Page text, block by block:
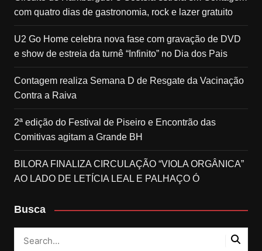
com quatro dias de gastronomia, rock e lazer gratuito
U2 Go Home celebra nova fase com gravação de DVD
e show de estreia da turnê “Infinito” no Dia dos Pais
Contagem realiza Semana D de Resgate da Vacinação
Contra a Raiva
2ª edição do Festival de Piseiro e Encontrão das
Comitivas agitam a Grande BH
BILORA FINALIZA CIRCULAÇÃO “VIOLA ORGÂNICA”
AO LADO DE LETÍCIA LEAL E PALHAÇO Ó
Busca